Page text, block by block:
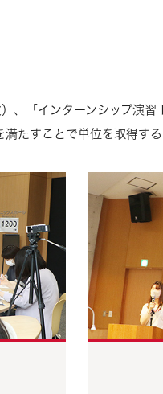
、「インターンシップ演
たすことで単位を取得する